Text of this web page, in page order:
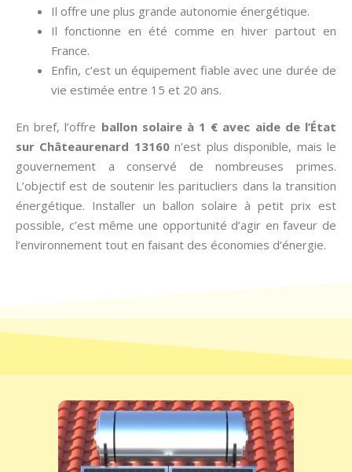
Il offre une plus grande autonomie énergétique.
Il fonctionne en été comme en hiver partout en
France.
Enfin, c’est un équipement fiable avec une durée de
vie estimée entre 15 et 20 ans.
En bref, l’offre ballon solaire à 1 € avec aide de l’État
sur Châteaurenard 13160n’est plus disponible, mais le
gouvernement a conservé de nombreuses primes.
L’objectif est de soutenir les paritucliers dans la transition
énergétique. Installer un ballon solaire à petit prix est
possible, c’est même une opportunité d’agir en faveur de
l’environnement tout en faisant des économies d’énergie.